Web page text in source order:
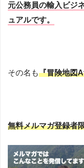
元公務員の輸入ビジ
ュアルです。
その名も『冒険地図
無料メルマガ登録者